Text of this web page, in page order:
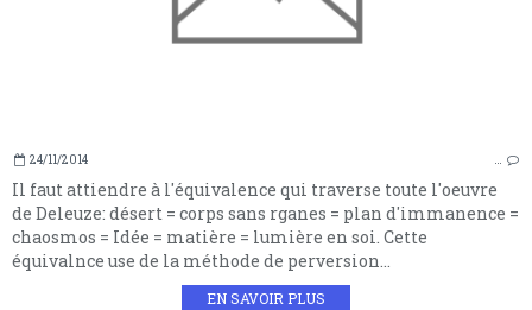
24/11/2014 …
Il faut attiendre à l'équivalence qui traverse toute l'oeuvre
de Deleuze: désert = corps sans rganes = plan d'immanence =
chaosmos = Idée = matière = lumière en soi. Cette
équivalnce use de la méthode de perversion...
EN SAVOIR PLUS